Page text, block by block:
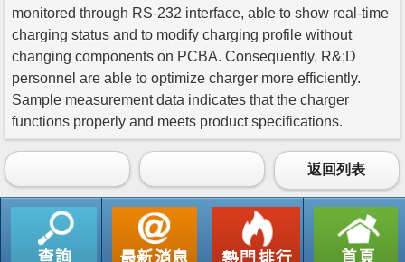
monitored through RS-232 interface, able to show real-time
charging status and to modify charging profile without
changing components on PCBA. Consequently, R&;D
personnel are able to optimize charger more efficiently.
Sample measurement data indicates that the charger
functions properly and meets product specifications.
返回列表